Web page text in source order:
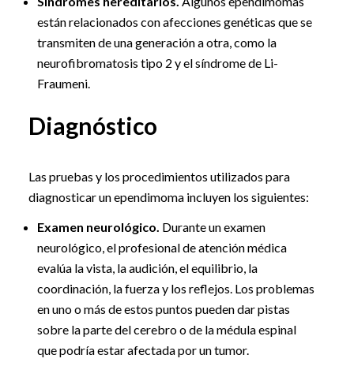
están relacionados con afecciones genéticas que se
transmiten de una generación a otra, como la
neurofibromatosis tipo 2 y el síndrome de Li-
Fraumeni.
Diagnóstico
Las pruebas y los procedimientos utilizados para
diagnosticar un ependimoma incluyen los siguientes:
Examen neurológico. Durante un examen
neurológico, el profesional de atención médica
evalúa la vista, la audición, el equilibrio, la
coordinación, la fuerza y los reflejos. Los problemas
en uno o más de estos puntos pueden dar pistas
sobre la parte del cerebro o de la médula espinal
que podría estar afectada por un tumor.